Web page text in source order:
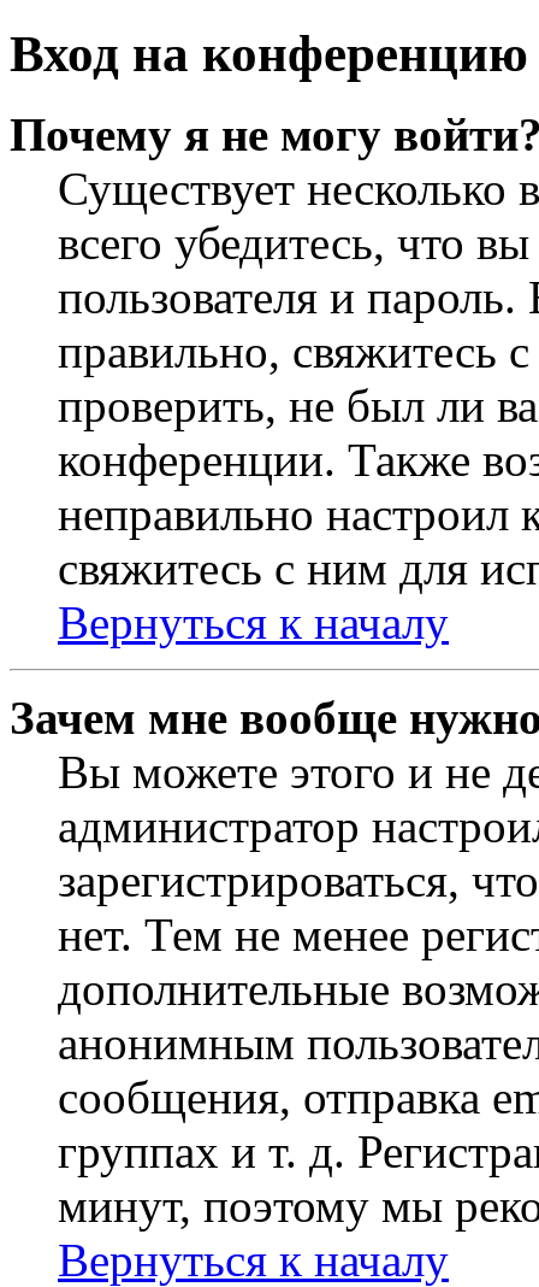
Вход на конференцию
Почему я не могу
Существует
всего убедитесь, что
пользователя и
правильно, свяжитесь
проверить, не был ли
конференции. Также
неправильно
свяжитесь с ним для
Вернуться к началу
Зачем мне вообще
Вы можете этого и не
администратор
зарегистрироваться,
нет. Тем не менее
дополнительные
анонимным
сообщения, отправка
группах и т. д.
минут, поэтому мы
Вернуться к началу